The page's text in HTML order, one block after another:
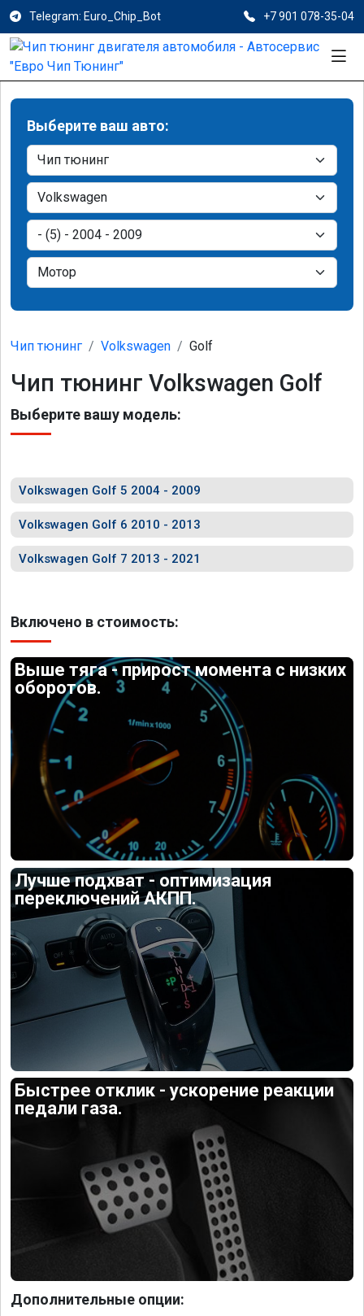
Telegram: Euro_Chip_Bot +7 901 078-35-04
Выберите ваш авто:
Чип тюнинг Volkswagen Golf
Чип тюнинг Volkswagen Golf
Выберите вашу модель:
Volkswagen Golf 5 2004 - 2009
Volkswagen Golf 6 2010 - 2013
Volkswagen Golf 7 2013 - 2021
Включено в стоимость:
Выше тяга - прирост момента с низких
оборотов.
Лучше подхват - оптимизация
переключений АКПП.
Быстрее отклик - ускорение реакции
педали газа.
Дополнительные опции: